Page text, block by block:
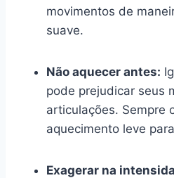
movimentos de
suave.
Não aquecer antes:
pode prejudicar seus
articulações. Sempre
aquecimento leve
Exagerar na